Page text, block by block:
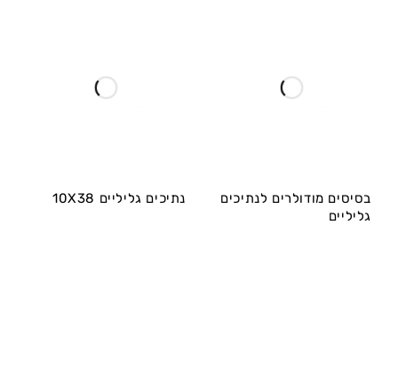
בסיסים מודולרים לנתיכים
גליליים
נתיכים גליליים 10X38